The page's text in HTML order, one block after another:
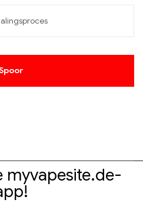
myvapesite.de-